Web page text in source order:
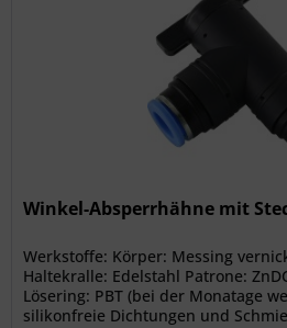
Winkel-Absperrhähne mit
Werkstoffe: Körper: Messing
Haltekralle: Edelstahl Patrone:
Lösering: PBT (bei der Monatage
silikonfreie Dichtungen und